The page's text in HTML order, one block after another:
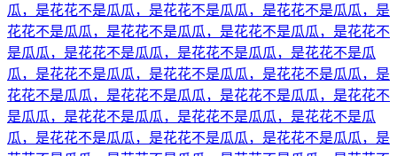
瓜，是花花不是瓜瓜，是花花不是瓜瓜，是花花不是瓜瓜，是
花花不是瓜瓜，是花花不是瓜瓜，是花花不是瓜瓜，是花花不
是瓜瓜，是花花不是瓜瓜，是花花不是瓜瓜，是花花不是瓜
瓜，是花花不是瓜瓜，是花花不是瓜瓜，是花花不是瓜瓜，是
花花不是瓜瓜，是花花不是瓜瓜，是花花不是瓜瓜，是花花不
是瓜瓜，是花花不是瓜瓜，是花花不是瓜瓜，是花花不是瓜
瓜，是花花不是瓜瓜，是花花不是瓜瓜，是花花不是瓜瓜，是